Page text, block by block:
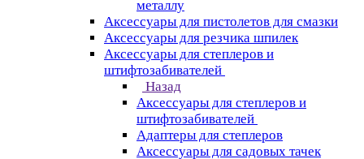
металлу
Аксессуары для пистолетов для смазки
Аксессуары для резчика шпилек
Аксессуары для степлеров и
штифтозабивателей
Назад
Аксессуары для степлеров и
штифтозабивателей
Адаптеры для степлеров
Аксессуары для садовых тачек